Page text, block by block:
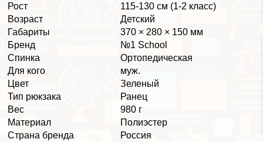
Рост
115-130 см (1-2 класс)
Возраст
Детский
Габариты
370 × 280 × 150 мм
Бренд
№1 School
Спинка
Ортопедическая
Для кого
муж.
Цвет
Зеленый
Тип рюкзака
Ранец
Вес
980 г
Материал
Полиэстер
Страна бренда
Россия